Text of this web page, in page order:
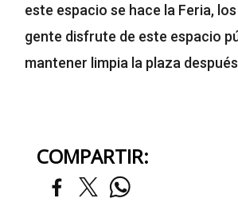
este espacio se hace la Feria,
gente disfrute de este espacio
mantener limpia la plaza
COMPARTIR: